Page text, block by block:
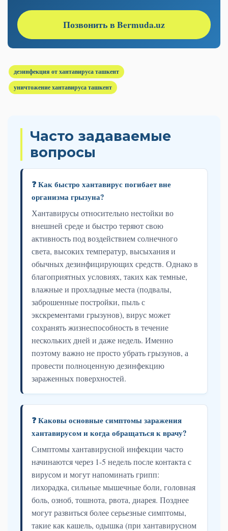
Позвонить в Bermuda.uz
дезинфекция от хантавируса ташкент
уничтожение хантавируса ташкент
Часто задаваемые
вопросы
❓ Как быстро хантавирус погибает вне
организма грызуна?
Хантавирусы относительно нестойки во
внешней среде и быстро теряют свою
активность под воздействием солнечного
света, высоких температур, высыхания и
обычных дезинфицирующих средств. Однако в
благоприятных условиях, таких как темные,
влажные и прохладные места (подвалы,
заброшенные постройки, пыль с
экскрементами грызунов), вирус может
сохранять жизнеспособность в течение
нескольких дней и даже недель. Именно
поэтому важно не просто убрать грызунов, а
провести полноценную дезинфекцию
зараженных поверхностей.
❓ Каковы основные симптомы заражения
хантавирусом и когда обращаться к врачу?
Симптомы хантавирусной инфекции часто
начинаются через 1-5 недель после контакта с
вирусом и могут напоминать грипп:
лихорадка, сильные мышечные боли, головная
боль, озноб, тошнота, рвота, диарея. Позднее
могут развиться более серьезные симптомы,
такие как кашель, одышка (при хантавирусном